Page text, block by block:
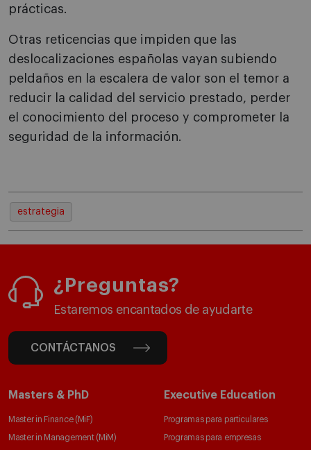
prácticas.
Otras reticencias que impiden que las
deslocalizaciones españolas vayan subiendo
peldaños en la escalera de valor son el temor a
reducir la calidad del servicio prestado, perder
el conocimiento del proceso y comprometer la
seguridad de la información.
estrategia
¿Preguntas?
Estaremos encantados de ayudarte
CONTÁCTANOS
Masters & PhD
Master in Finance (MiF)
Master in Management (MiM)
Executive Education
Programas para particulares
Programas para empresas